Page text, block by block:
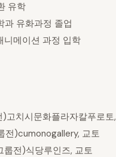
유학
과 유화과정 졸업
메이션 과정 입학
고치시문화플라자칼푸로토
전)cumonogallery, 교토
전)식당루인즈, 교토